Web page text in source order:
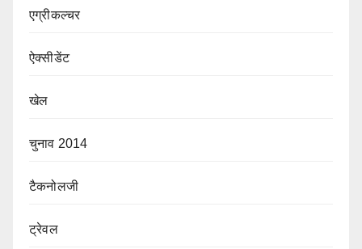
एग्रीकल्चर
ऐक्सीडेंट
खेल
चुनाव 2014
टैकनोलजी
ट्रेवल